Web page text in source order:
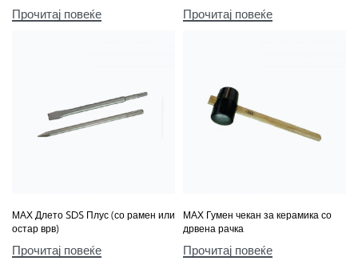
Прочитај повеќе Прочитај повеќе
МАХ Длето SDS Плус (со рамен или
остар врв)
Прочитај повеќе
МАХ Гумен чекан за керамика со
дрвена рачка
Прочитај повеќе